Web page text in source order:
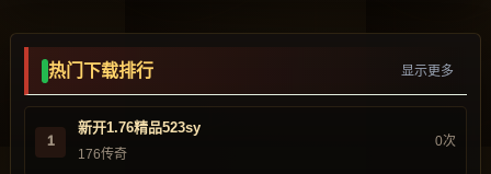
热门下载排行 显示更多
1
新开1.76精品523sy
176传奇
0次